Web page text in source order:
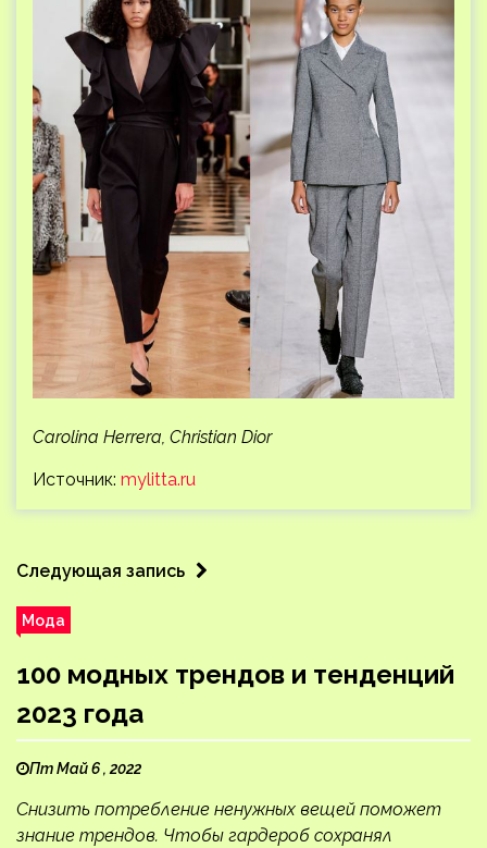
Carolina Herrera, Christian Dior
Источник: mylitta.ru
Следующая запись
Мода
100 модных трендов и тенденций
2023 года
Пт Май 6 , 2022
Снизить потребление ненужных вещей поможет
знание трендов. Чтобы гардероб сохранял